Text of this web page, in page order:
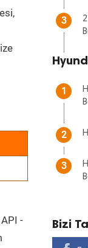
-
3
1
2
3
Bizi